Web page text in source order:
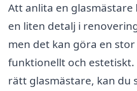
Att anlita en glasmästare
en liten detalj i
men det kan göra en
funktionellt och estetiskt.
rätt glasmästare, kan du